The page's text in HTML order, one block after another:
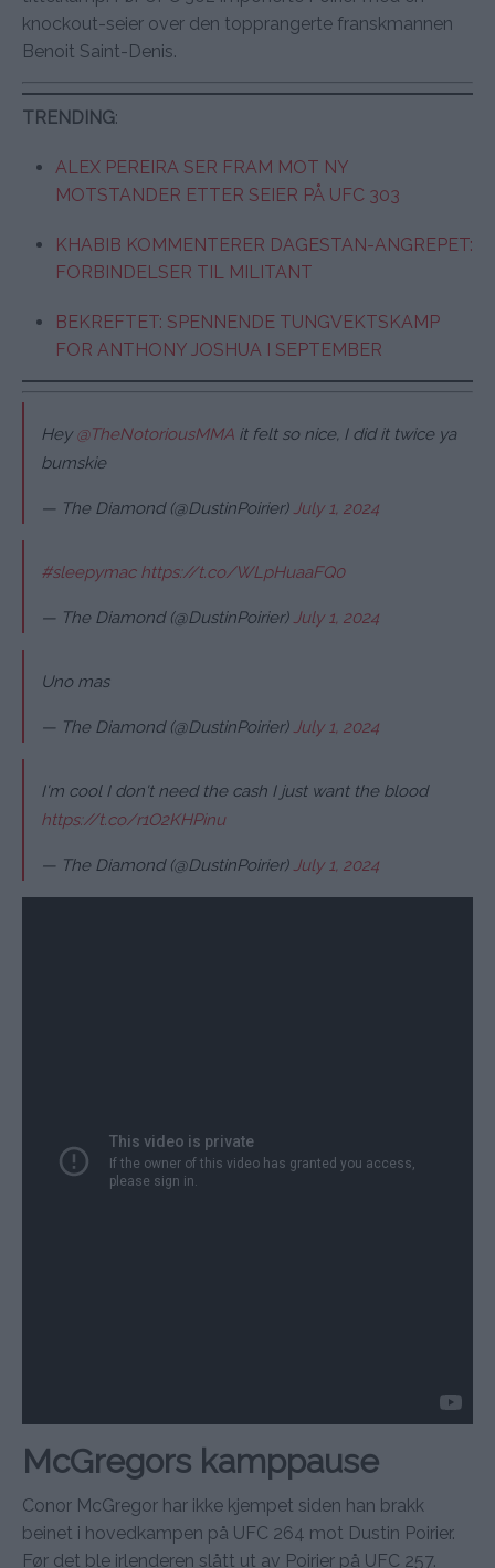
knockout-seier over den topprangerte franskmannen
Benoit Saint-Denis.
TRENDING:
ALEX PEREIRA SER FRAM MOT NY
MOTSTANDER ETTER SEIER PÅ UFC 303
KHABIB KOMMENTERER DAGESTAN-ANGREPET:
FORBINDELSER TIL MILITANT
BEKREFTET: SPENNENDE TUNGVEKTSKAMP
FOR ANTHONY JOSHUA I SEPTEMBER
Hey@TheNotoriousMMA it felt so nice, I did it twice ya
bumskie
— The Diamond (@DustinPoirier) July 1, 2024
#sleepymac https://t.co/WLpHuaaFQ0
— The Diamond (@DustinPoirier) July 1, 2024
Uno mas
— The Diamond (@DustinPoirier) July 1, 2024
I'm cool I don't need the cash I just want the blood
https://t.co/r1O2KHPinu
— The Diamond (@DustinPoirier) July 1, 2024
McGregors kamppause
Conor McGregor har ikke kjempet siden han brakk
beinet i hovedkampen på UFC 264 mot Dustin Poirier.
Før det ble irlenderen slått ut av Poirier på UFC 257.